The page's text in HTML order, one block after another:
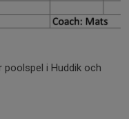
poolspel i Huddik och